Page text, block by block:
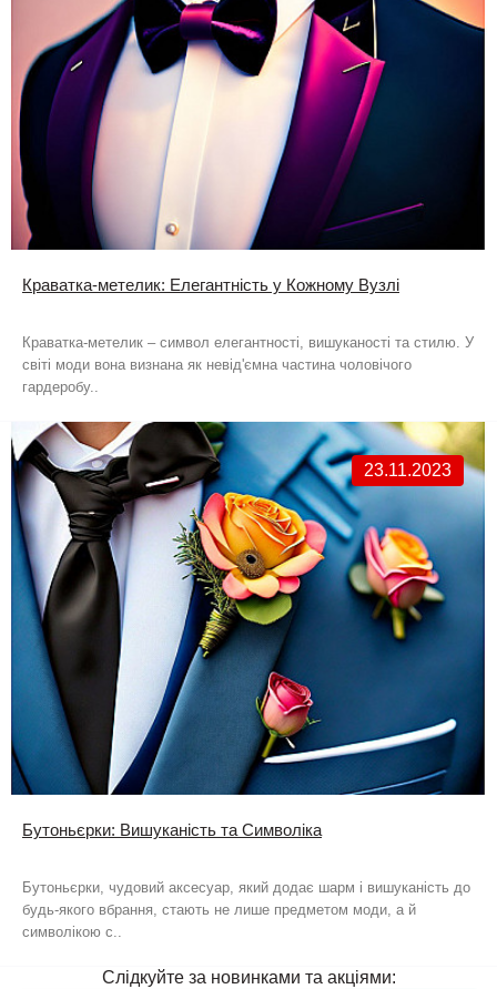
Краватка-метелик: Елегантність у Кожному Вузлі
Краватка-метелик – символ елегантності, вишуканості та стилю. У
світі моди вона визнана як невід'ємна частина чоловічого
гардеробу..
23.11.2023
Бутоньєрки: Вишуканість та Символіка
Бутоньєрки, чудовий аксесуар, який додає шарм і вишуканість до
будь-якого вбрання, стають не лише предметом моди, а й
символікою с..
Слідкуйте за новинками та акціями: